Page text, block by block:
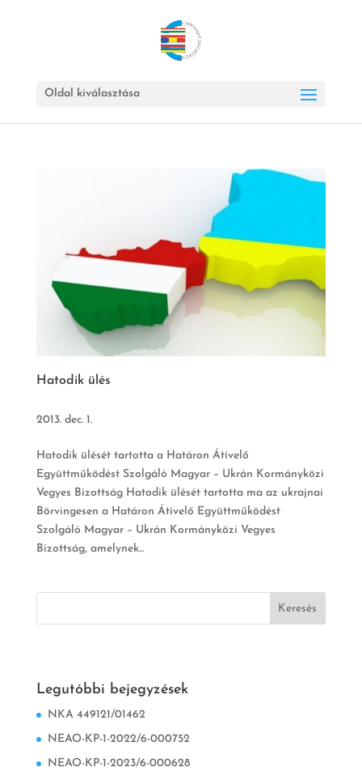
Oldal kiválasztása
Hatodik ülés
2013. dec. 1.
Hatodik ülését tartotta a Határon Átívelő
Együttműködést Szolgáló Magyar – Ukrán Kormányközi
Vegyes Bizottság Hatodik ülését tartotta ma az ukrajnai
Börvingesen a Határon Átívelő Együttműködést
Szolgáló Magyar – Ukrán Kormányközi Vegyes
Bizottság, amelynek...
Legutóbbi bejegyzések
NKA 449121/01462
NEAO-KP-1-2022/6-000752
NEAO-KP-1-2023/6-000628